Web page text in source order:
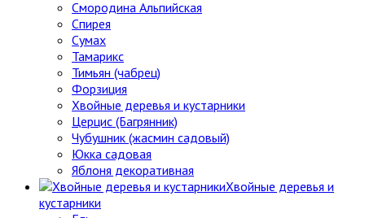
Смородина Альпийская
Спирея
Сумах
Тамарикс
Тимьян (чабрец)
Форзиция
Хвойные деревья и кустарники
Церцис (Багрянник)
Чубушник (жасмин садовый)
Юкка садовая
Яблоня декоративная
Хвойные деревья и
кустарники